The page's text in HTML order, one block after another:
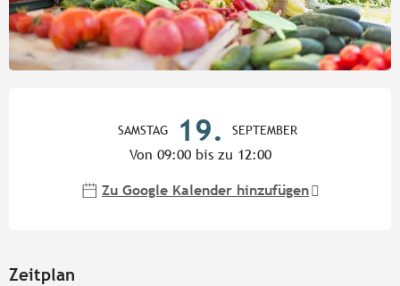
SAMSTAG 19. SEPTEMBER
Von 09:00 bis zu 12:00
Zu Google Kalender hinzufügen
Zeitplan